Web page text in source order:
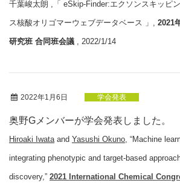
千葉峻太朗 ,「 eSkip-Finder:エクソンスキッピ
ス核酸オリゴマーウェブデータベース 」, 2021
研究班 合同班会議 , 2022/1/14
2022年1月6日 学会発表
奥野Gメンバーが学会発表しました。
Hiroaki Iwata and Yasushi Okuno , “Machine
integrating phenotypic and target-based
discovery,” 2021 International Chemical